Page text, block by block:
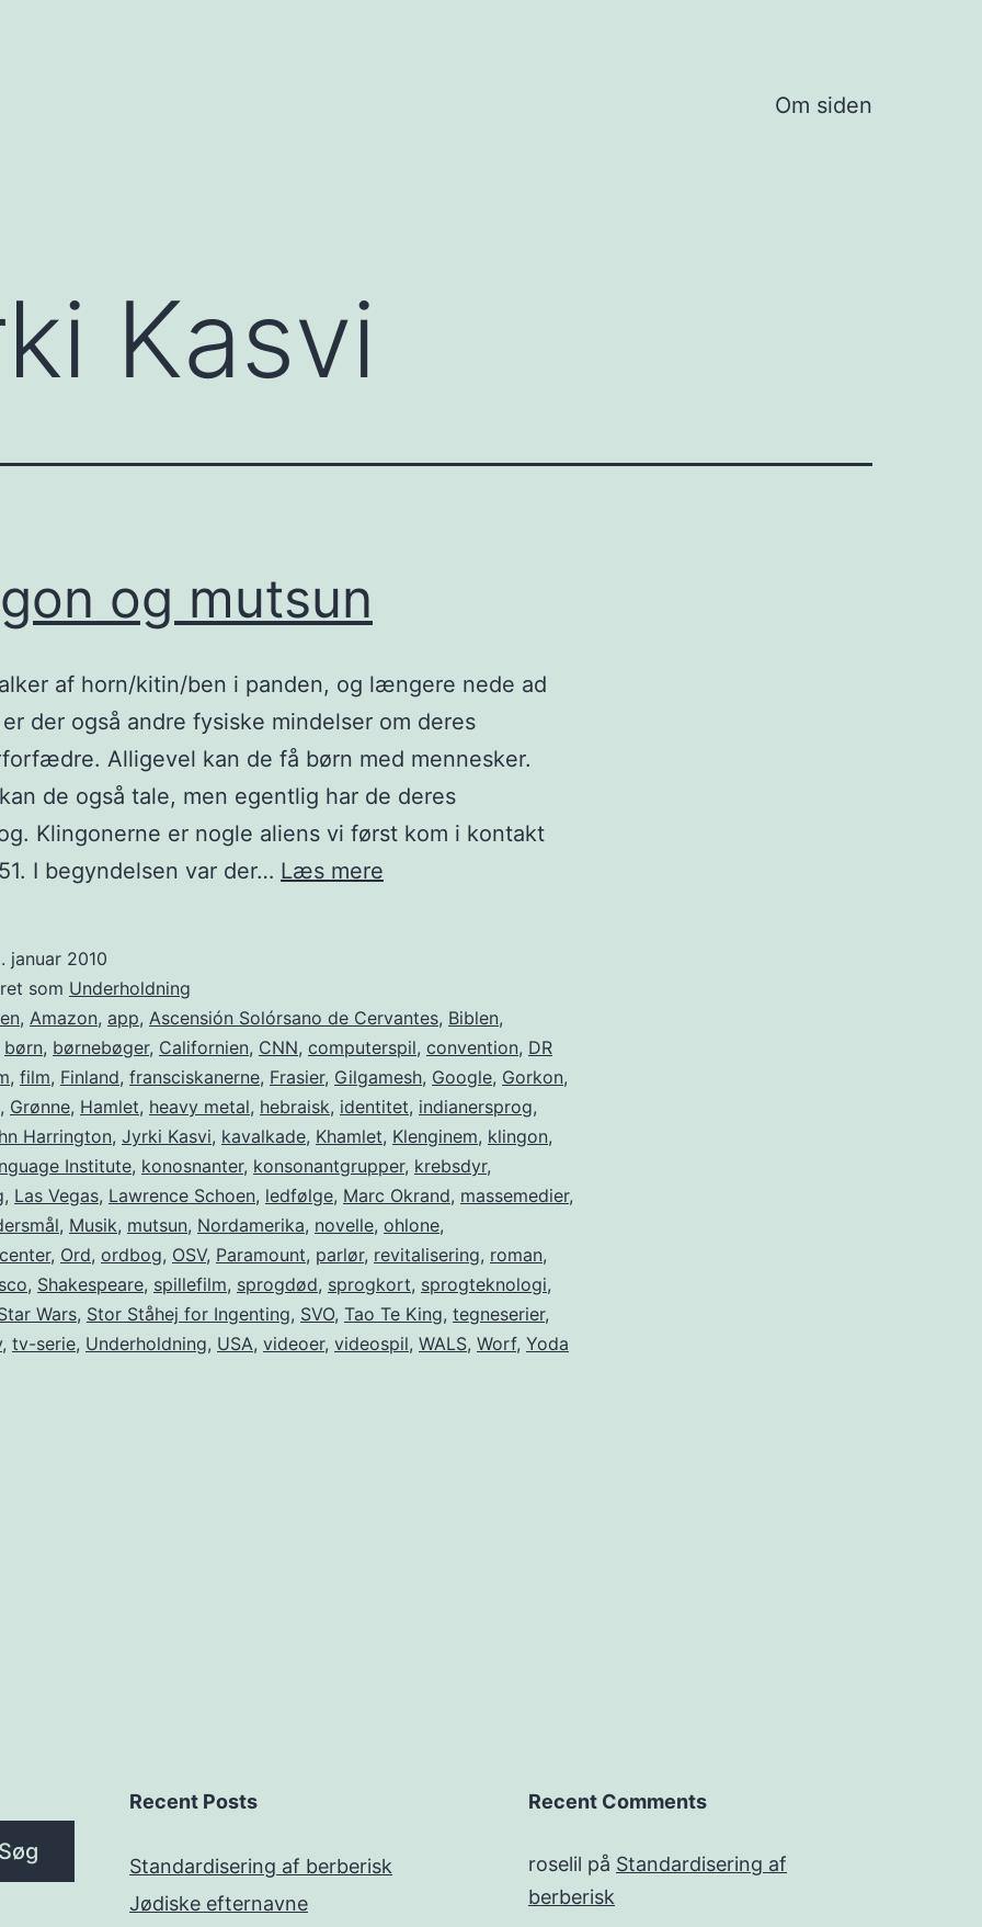
Om siden
Kasvi
og mutsun
af horn/kitin/ben i panden, og længere nede ad
der også andre fysiske mindelser om deres
Alligevel kan de få børn med mennesker.
de også tale, men egentlig har de deres
Klingonerne er nogle aliens vi først kom i kontakt
I begyndelsen var der… Læs mere
januar 2010
som Underholdning
, Amazon, app, Ascensión Solórsano de Cervantes, Biblen,
børn, børnebøger, Californien, CNN, computerspil, convention, DR
, film, Finland, fransciskanerne, Frasier, Gilgamesh, Google, Gorkon,
, Grønne, Hamlet, heavy metal, hebraisk, identitet, indianersprog,
Harrington, Jyrki Kasvi, kavalkade, Khamlet, Klenginem, klingon,
Institute, konosnanter, konsonantgrupper, krebsdyr,
, Las Vegas, Lawrence Schoen, ledfølge, Marc Okrand, massemedier,
, Musik, mutsun, Nordamerika, novelle, ohlone,
, Ord, ordbog, OSV, Paramount, parlør, revitalisering, roman,
, Shakespeare, spillefilm, sprogdød, sprogkort, sprogteknologi,
Wars, Stor Ståhej for Ingenting, SVO, Tao Te King, tegneserier,
, tv-serie, Underholdning, USA, videoer, videospil, WALS, Worf, Yoda
Recent Posts
Standardisering af berberisk
Jødiske efternavne
Recent Comments
roselil på Standardisering af
berberisk